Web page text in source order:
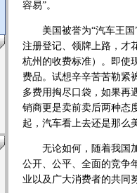
容易”。
美国被誉为“汽车王国”
注册登记、领牌上路，才
杭州的收费标准）。即使
费品。试想辛辛苦苦勒紧
多费用掏尽口袋，如果再
销商更是卖前卖后两种
起，汽车看上去还是那么
无论如何，随着我国加
公开、公平、全面的竞争
业以及广大消费者的共同